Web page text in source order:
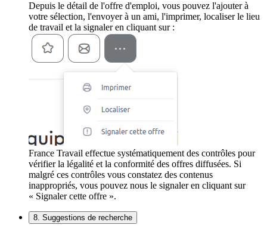
Depuis le détail de l'offre d'emploi, vous pouvez l'ajouter à
votre sélection, l'envoyer à un ami, l'imprimer, localiser le lieu
de travail et la signaler en cliquant sur :
France Travail effectue systématiquement des contrôles pour
vérifier la légalité et la conformité des offres diffusées. Si
malgré ces contrôles vous constatez des contenus
inappropriés, vous pouvez nous le signaler en cliquant sur
« Signaler cette offre ».
8. Suggestions de recherche